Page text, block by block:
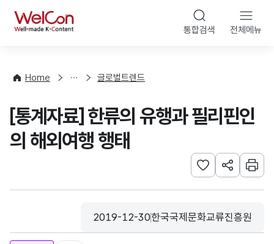
WelCon 통합검색 전체메뉴
Home
향
계
글로벌트렌드
[통계자료] 한류의 유행과 필리핀인
의 해외여행 행태
관심사 등록하기
URL 공유하
인쇄
등록일
2019-12-30
수집기관
한국국제문화교류진흥원